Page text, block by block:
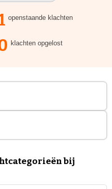
openstaande klachten
klachten opgelost
bij